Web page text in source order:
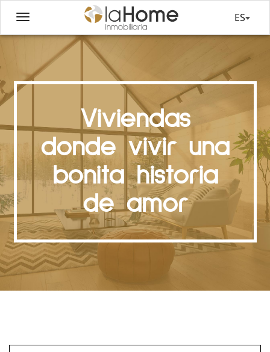
ES
Viviendas
donde vivir una
bonita historia
de amor